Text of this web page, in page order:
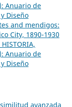
Anuario de
Diseño
and mendigos:
City, 1890-1930
Anuario de
Diseño
avanzada